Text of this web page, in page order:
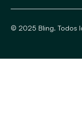
© 2025 Bling. Todos